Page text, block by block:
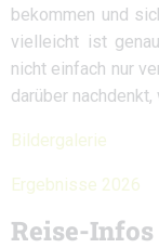
bekommen und
vielleicht ist
nicht einfach nur
darüber
Bildergalerie
Ergebnisse 2026
Reise-Infos